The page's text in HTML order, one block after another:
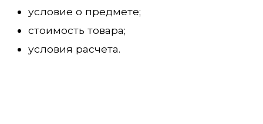
условие о предмете;
стоимость товара;
условия расчета.